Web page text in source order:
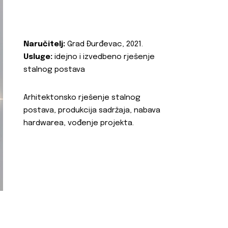
Naručitelj: Grad Đurđevac, 2021.
Usluge: idejno i izvedbeno rješenje
stalnog postava
Arhitektonsko rješenje stalnog
postava, produkcija sadržaja, nabava
hardwarea, vođenje projekta.